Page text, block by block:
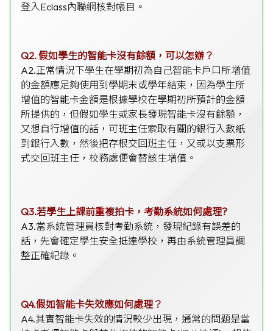
登入Eclass內聯網核對帳目。
Q2.假如學生的智能卡沒有餘額，可以怎辦？
A2.正常情況下學生在學期初為自己智能卡戶口所增值
的金額應足夠使用到學期末或學年結束，因為學生所
增值的智能卡金額是根據學校在學期初所預計的金額
所提供的，但假如學生或家長發現智能卡沒有餘額，
又想自行增值的話，可班主任索取有關的銀行入數紙
到銀行入數，然後把存根交回班主任，又或以支票形
式交回班主任，校務處便會替該生增值。
Q3.若學生上課前重複拍卡，考勤系統如何處理?
A3.當系統管理員核對考勤系統，發現紀錄有誤差的
話，先會確定學生安全抵達學校，再由系統管理員調
整正確紀錄。
Q4.假如智能卡失效應如何處理？
A4.其實智能卡失效的情況較少出現，通常的問題是當